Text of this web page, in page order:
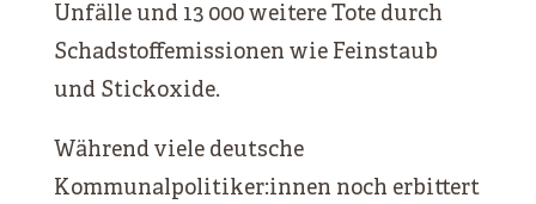
Unfälle und 13 000 weitere Tote durch
Schadstoffemissionen wie Feinstaub
und Stickoxide.
Während viele deutsche
Kommunalpolitiker:innen noch erbittert